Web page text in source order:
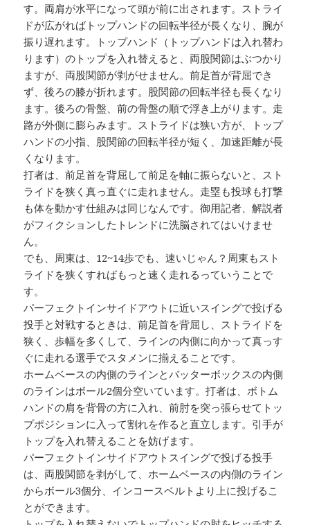
す。両肩が水平になって頭が前に出されます。ストライ
ドが広がればトップハンドの回転半径が長くなり、腕が
振り遅れます。トップハンド（トップハンドは入れ替わ
ります）のトップを入れ替えると、両股関節はぶつかり
ますが、両股関節が剥がせません。前足首が背屈でき
ず、後ろの膝が折れます。股関節の回転半径も長くなり
ます。後ろの骨盤、前の骨盤の順で浮き上がります。走
路が外側に膨らみます。ストライドは狭い方が、トップ
ハンドの小指、股関節の回転半径が短く、加速距離が長
くなります。
打者は、前足首を背屈して前足を軸に振らないと、スト
ライドを狭く真っ直ぐに走れません。走塁も投球も打撃
も体を動かす仕組みは同じなんです。御用記者、解説者
がフィクションしたトレンドに洗脳されてはいけませ
ん。
でも、周東は、12~14歩でも、速いじゃん？周東もスト
ライドを狭くすればもっと速く走れるっていうことで
す。
パーフェクトインサイドアウトに近いスイングで投げる
投手と対戦するときは、前足首を背屈し、ストライドを
狭く、歩幅を多くして、ラインの内側に向かって真っす
ぐに走れる選手でスタメンに揃えることです。
ホームベースの内側のラインとバッターボックスの内側
のラインはボール2個分空いています。打者は、ボトム
ハンドの肩を背骨の方に入れ、前肘を突っ張らせてトッ
プポジションに入って割れを作ると直立します。引手が
トップを入れ替えることを妨げます。
パーフェクトインサイドアウトスイングで投げる投手
は、両股関節を剥がして、ホームベースの内側のライン
からボール3個分、インコースベルトより上に投げるこ
とができます。